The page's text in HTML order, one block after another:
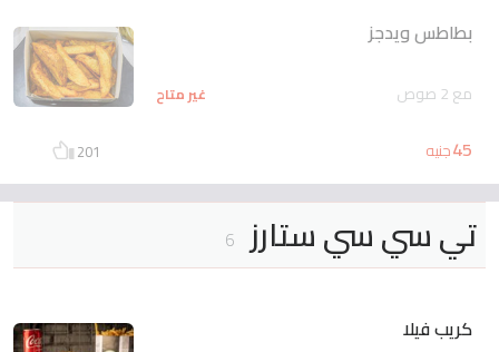
بطاطس ويدجز
مع 2 صوص غير متاح
45جنيه 201
تي سي سي ستارز 6
كريب فيلا